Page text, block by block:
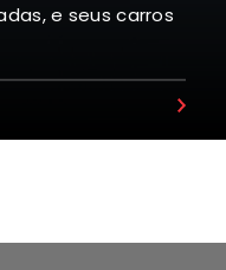
e seus carros